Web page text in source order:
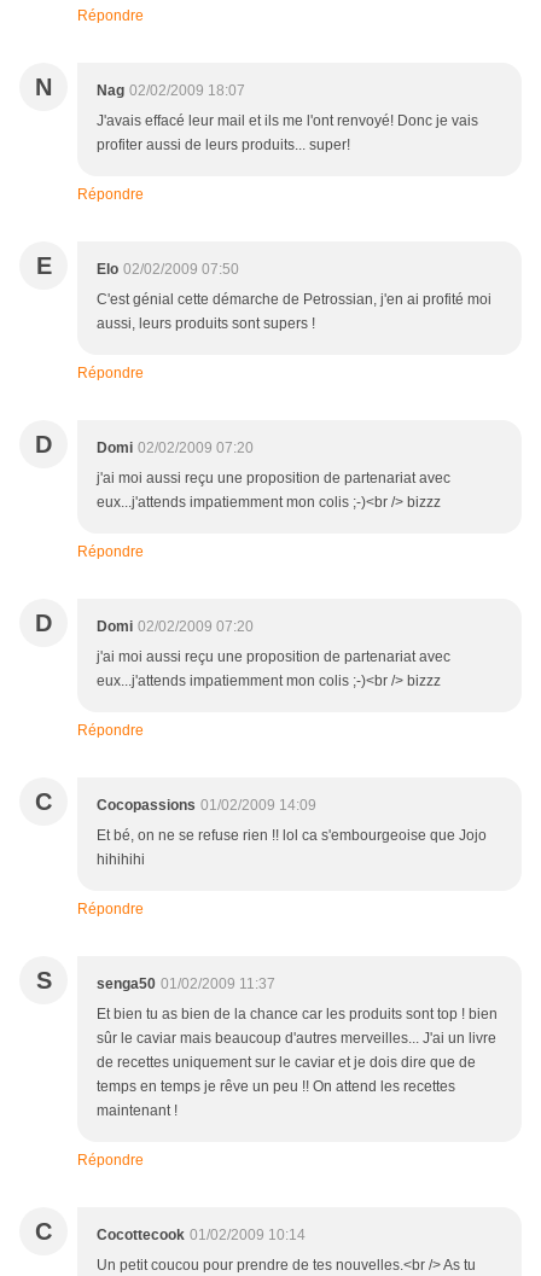
Répondre
N Nag 02/02/2009 18:07
J'avais effacé leur mail et ils me l'ont renvoyé! Donc je vais
profiter aussi de leurs produits... super!
Répondre
E Elo 02/02/2009 07:50
C'est génial cette démarche de Petrossian, j'en ai profité moi
aussi, leurs produits sont supers !
Répondre
D Domi 02/02/2009 07:20
j'ai moi aussi reçu une proposition de partenariat avec
eux...j'attends impatiemment mon colis ;-)<br /> bizzz
Répondre
D Domi 02/02/2009 07:20
j'ai moi aussi reçu une proposition de partenariat avec
eux...j'attends impatiemment mon colis ;-)<br /> bizzz
Répondre
C Cocopassions 01/02/2009 14:09
Et bé, on ne se refuse rien !! lol ca s'embourgeoise que Jojo
hihihihi
Répondre
S senga50 01/02/2009 11:37
Et bien tu as bien de la chance car les produits sont top ! bien
sûr le caviar mais beaucoup d'autres merveilles... J'ai un livre
de recettes uniquement sur le caviar et je dois dire que de
temps en temps je rêve un peu !! On attend les recettes
maintenant !
Répondre
C Cocottecook 01/02/2009 10:14
Un petit coucou pour prendre de tes nouvelles.<br /> As tu